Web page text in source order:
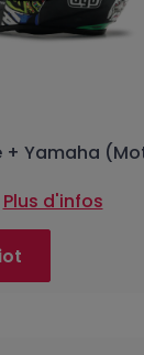
+ Yamaha
Plus d'infos